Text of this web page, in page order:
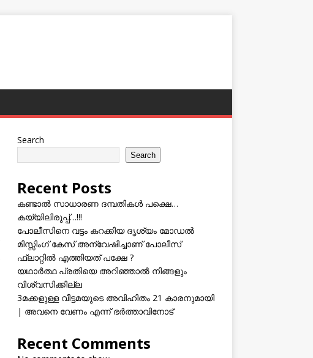
Search
Search
Recent Posts
കണ്ടാൽ സാധാരണ ദമ്പതികൾ പക്ഷെ…
കയ്യിലിരുപ്പ്…!!!
പോലീസിനെ വട്ടം കറക്കിയ ദൃശ്യം മോഡല്‍
മിസ്സിംഗ് കേസ് അന്വേഷിച്ചാണ് പോലീസ്
ഫ്ലാറ്റിൽ എത്തിയത് പക്ഷേ ?
യഥാർത്ഥ പ്രതിയെ അറിഞ്ഞാൽ നിങ്ങളും
വിശ്വസിക്കില്ല
3മക്കളുള്ള വീട്ടമയുടെ അവിഹിതം 21 കാരനുമായി
| അവനെ വേണം എന്ന് ഭർത്താവിനോട്
Recent Comments